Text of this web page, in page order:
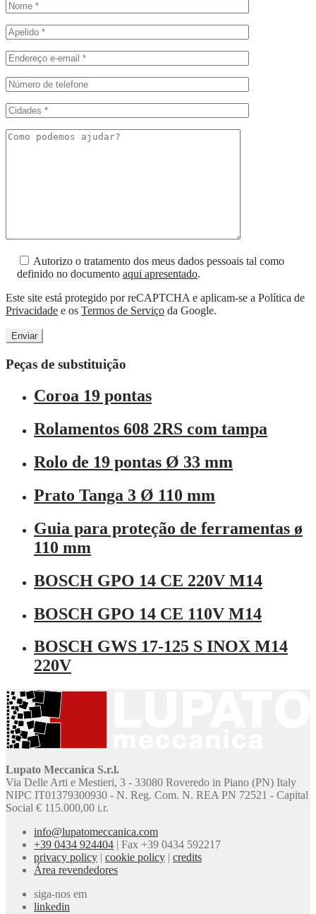
Autorizo o tratamento dos meus dados pessoais tal como
definido no documento aqui apresentado.
Este site está protegido por reCAPTCHA e aplicam-se a Política de
Privacidade e os Termos de Serviço da Google.
Peças de substituição
Coroa 19 pontas
Rolamentos 608 2RS com tampa
Rolo de 19 pontas Ø 33 mm
Prato Tanga 3 Ø 110 mm
Guia para proteção de ferramentas ø
110 mm
BOSCH GPO 14 CE 220V M14
BOSCH GPO 14 CE 110V M14
BOSCH GWS 17-125 S INOX M14
220V
Lupato Meccanica S.r.l.
Via Delle Arti e Mestieri, 3 - 33080 Roveredo in Piano (PN) Italy
NIPC IT01379300930 - N. Reg. Com. N. REA PN 72521 - Capital
Social € 115.000,00 i.r.
info@lupatomeccanica.com
+39 0434 924404
Fax +39 0434 592217
privacy policy
cookie policy
credits
Área revendedores
siga-nos em
linkedin